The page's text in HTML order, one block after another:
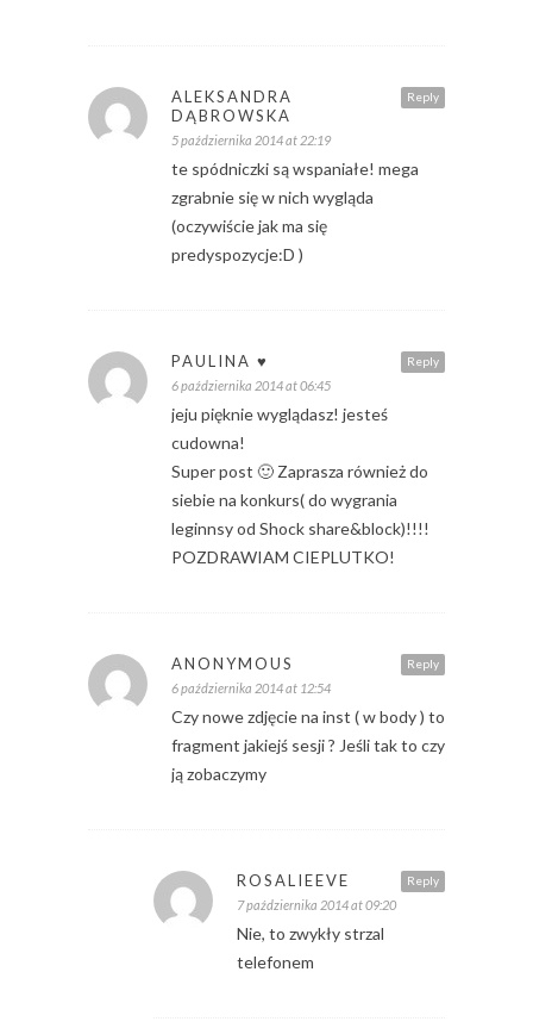
Reply
ALEKSANDRA
DĄBROWSKA
5 października 2014 at 22:19
te spódniczki są wspaniałe! mega
zgrabnie się w nich wygląda
(oczywiście jak ma się
predyspozycje:D )
Reply
PAULINA ♥
6 października 2014 at 06:45
jeju pięknie wyglądasz! jesteś
cudowna!
Super post 🙂 Zaprasza również do
siebie na konkurs( do wygrania
leginnsy od Shock share&block)!!!!
POZDRAWIAM CIEPLUTKO!
Reply
ANONYMOUS
6 października 2014 at 12:54
Czy nowe zdjęcie na inst ( w body ) to
fragment jakiejś sesji ? Jeśli tak to czy
ją zobaczymy
Reply
ROSALIEEVE
7 października 2014 at 09:20
Nie, to zwykły strzal
telefonem